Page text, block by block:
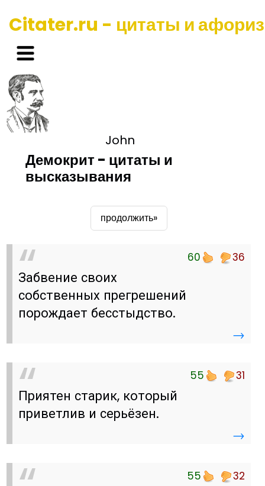
Citater.ru - цитаты и
John
Демокрит - цитаты и
высказывания
продолжить»
60 36
Забвение своих
собственных прегрешений
порождает бесстыдство.
→
55 31
Приятен старик, который
приветлив и серьёзен.
→
55 32